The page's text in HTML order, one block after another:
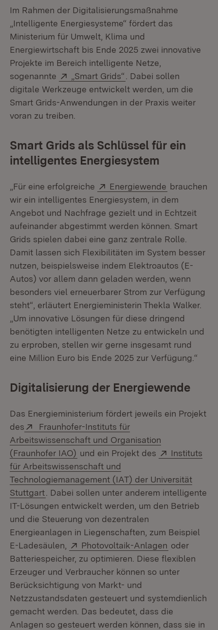
Im Rahmen der Digitalisierungsmaßnahme
„Intelligente Energiesysteme“ fördert das
Ministerium für Umwelt, Klima und
Energiewirtschaft bis Ende 2025 zwei innovative
Projekte im Bereich intelligente Netze,
sogenannte
Extern:
„Smart Grids“ (Öffnet in neuem
. Dabei sollen
digitale Werkzeuge entwickelt werden, um die
Smart Grids-Anwendungen in der Praxis weiter
voran zu treiben.
Smart Grids als Schlüssel für ein
intelligentes Energiesystem
„Für eine erfolgreiche Extern:
Energiewende (Öffnet in
brauchen
wir ein intelligentes Energiesystem, in dem
Angebot und Nachfrage gezielt und in Echtzeit
aufeinander abgestimmt werden können. Smart
Grids spielen dabei eine ganz zentrale Rolle.
Damit lassen sich Flexibilitäten im System besser
nutzen, beispielsweise indem Elektroautos (E-
Autos) vor allem dann geladen werden, wenn
besonders viel erneuerbarer Strom zur Verfügung
steht“, erläutert Energieministerin Thekla Walker.
„Um innovative Lösungen für diese dringend
benötigten intelligenten Netze zu entwickeln und
zu erproben, stellen wir gerne insgesamt rund
eine Million Euro bis Ende 2025 zur Verfügung.“
Digitalisierung der Energiewende
Das Energieministerium fördert jeweils ein Projekt
des
Extern:
Fraunhofer-Instituts für
Arbeitswissenschaft und Organisation
(Fraunhofer IAO) (Öffnet in neuem Fenster)
und ein Projekt des Extern:
Instituts
für Arbeitswissenschaft und
Technologiemanagement (IAT) der Universität
Stuttgart (Öffnet in neuem Fenster)
. Dabei sollen unter anderem intelligente
IT-Lösungen entwickelt werden, um den Betrieb
und die Steuerung von dezentralen
Energieanlagen in Liegenschaften, zum Beispiel
E-Ladesäulen,
Extern:
Photovoltaik-Anlagen (Öffnet in
oder
Batteriespeicher, zu optimieren. Diese flexiblen
Erzeuger und Verbraucher können so unter
Berücksichtigung von Markt- und
Netzzustandsdaten gesteuert und systemdienlich
gemacht werden. Das bedeutet, dass die
Anlagen so gesteuert werden können, dass sie in